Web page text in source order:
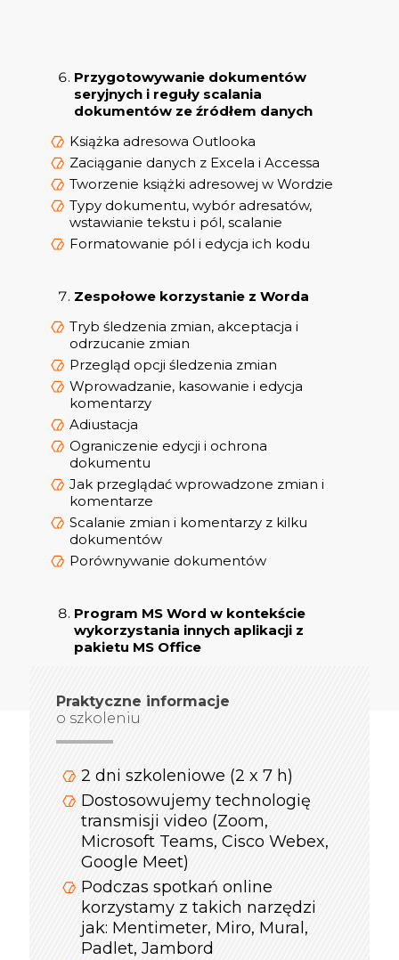
Przygotowywanie dokumentów
seryjnych i reguły scalania
dokumentów ze źródłem danych
Książka adresowa Outlooka
Zaciąganie danych z Excela i Accessa
Tworzenie książki adresowej w Wordzie
Typy dokumentu, wybór adresatów,
wstawianie tekstu i pól, scalanie
Formatowanie pól i edycja ich kodu
Zespołowe korzystanie z Worda
Tryb śledzenia zmian, akceptacja i
odrzucanie zmian
Przegląd opcji śledzenia zmian
Wprowadzanie, kasowanie i edycja
komentarzy
Adiustacja
Ograniczenie edycji i ochrona
dokumentu
Jak przeglądać wprowadzone zmian i
komentarze
Scalanie zmian i komentarzy z kilku
dokumentów
Porównywanie dokumentów
Program MS Word w kontekście
wykorzystania innych aplikacji z
pakietu MS Office
Praktyczne informacje
o szkoleniu
2 dni szkoleniowe (2 x 7 h)
Dostosowujemy technologię
transmisji video (Zoom,
Microsoft Teams, Cisco Webex,
Google Meet)
Podczas spotkań online
korzystamy z takich narzędzi
jak: Mentimeter, Miro, Mural,
Padlet, Jambord